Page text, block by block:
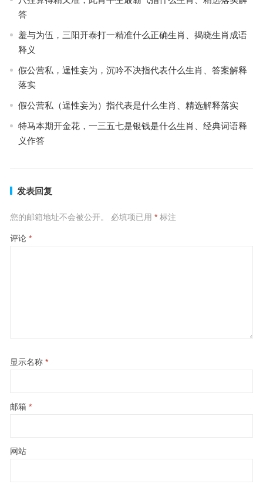
答
羞与为伍，三阳开泰打一精准什么正确生肖、揭晓生肖成语
释义
假公营私，逞性妄为，沉吟不决指代表什么生肖、答案解释
落实
假公营私（逞性妄为）指代表是什么生肖、精选解释落实
特马本期开金花，一三五七是银钱是什么生肖、经典词语释
义作答
发表回复
您的邮箱地址不会被公开。 必填项已用 *标注
评论 *
显示名称 *
邮箱 *
网站